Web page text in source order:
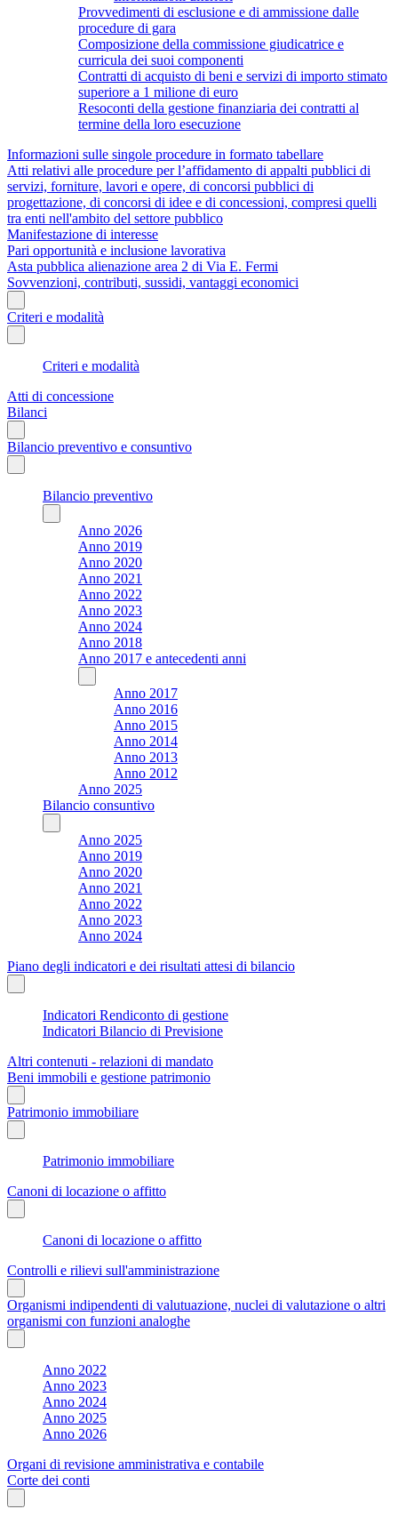
Provvedimenti di esclusione e di ammissione dalle
procedure di gara
Composizione della commissione giudicatrice e
curricula dei suoi componenti
Contratti di acquisto di beni e servizi di importo stimato
superiore a 1 milione di euro
Resoconti della gestione finanziaria dei contratti al
termine della loro esecuzione
Informazioni sulle singole procedure in formato tabellare
Atti relativi alle procedure per l’affidamento di appalti pubblici di
servizi, forniture, lavori e opere, di concorsi pubblici di
progettazione, di concorsi di idee e di concessioni, compresi quelli
tra enti nell'ambito del settore pubblico
Manifestazione di interesse
Pari opportunità e inclusione lavorativa
Asta pubblica alienazione area 2 di Via E. Fermi
Sovvenzioni, contributi, sussidi, vantaggi economici
Criteri e modalità
Criteri e modalità
Atti di concessione
Bilanci
Bilancio preventivo e consuntivo
Bilancio preventivo
Anno 2026
Anno 2019
Anno 2020
Anno 2021
Anno 2022
Anno 2023
Anno 2024
Anno 2018
Anno 2017 e antecedenti anni
Anno 2017
Anno 2016
Anno 2015
Anno 2014
Anno 2013
Anno 2012
Anno 2025
Bilancio consuntivo
Anno 2025
Anno 2019
Anno 2020
Anno 2021
Anno 2022
Anno 2023
Anno 2024
Piano degli indicatori e dei risultati attesi di bilancio
Indicatori Rendiconto di gestione
Indicatori Bilancio di Previsione
Altri contenuti - relazioni di mandato
Beni immobili e gestione patrimonio
Patrimonio immobiliare
Patrimonio immobiliare
Canoni di locazione o affitto
Canoni di locazione o affitto
Controlli e rilievi sull'amministrazione
Organismi indipendenti di valutuazione, nuclei di valutazione o altri
organismi con funzioni analoghe
Anno 2022
Anno 2023
Anno 2024
Anno 2025
Anno 2026
Organi di revisione amministrativa e contabile
Corte dei conti